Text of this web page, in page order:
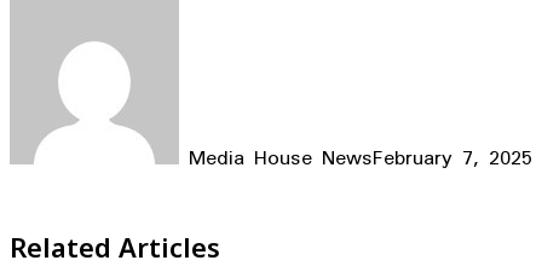
Media House NewsFebruary 7, 2025
Related Articles